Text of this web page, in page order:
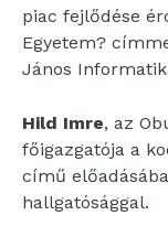
piac fejlődése
Egyetem?
János
Hild Imre, az
főigazgatója a
című
hallgatósággal.